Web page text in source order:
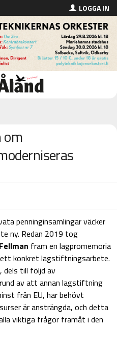
LOGGA IN
om
penninginsamlingar väcker
ny. Redan 2019 tog
fram en lagpromemoria
konkret lagstiftningsarbete.
dels till följd av
av att annan lagstiftning
från EU, har behövt
är ansträngda, och detta
viktiga frågor framåt i den